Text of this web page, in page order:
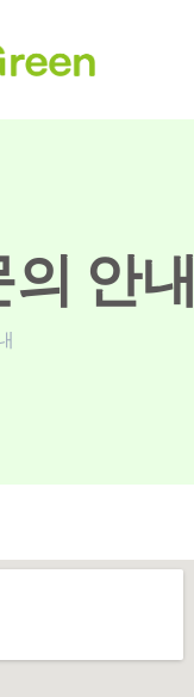
안내